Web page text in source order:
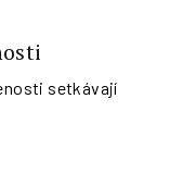
setkávají